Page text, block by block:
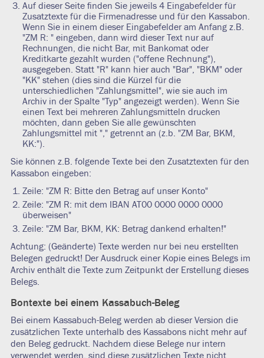
Auf dieser Seite finden Sie jeweils 4 Eingabefelder für
Zusatztexte für die Firmenadresse und für den Kassabon.
Wenn Sie in einem dieser Eingabefelder am Anfang z.B.
"ZM R: " eingeben, dann wird dieser Text nur auf
Rechnungen, die nicht Bar, mit Bankomat oder
Kreditkarte gezahlt wurden ("offene Rechnung"),
ausgegeben. Statt "R" kann hier auch "Bar", "BKM" oder
"KK" stehen (dies sind die Kürzel für die
unterschiedlichen "Zahlungsmittel", wie sie auch im
Archiv in der Spalte "Typ" angezeigt werden). Wenn Sie
einen Text bei mehreren Zahlungsmitteln drucken
möchten, dann geben Sie alle gewünschten
Zahlungsmittel mit "," getrennt an (z.b. "ZM Bar, BKM,
KK:").
Sie können z.B. folgende Texte bei den Zusatztexten für den
Kassabon eingeben:
Zeile: "ZM R: Bitte den Betrag auf unser Konto"
Zeile: "ZM R: mit dem IBAN AT00 0000 0000 0000
überweisen"
Zeile: "ZM Bar, BKM, KK: Betrag dankend erhalten!"
Achtung: (Geänderte) Texte werden nur bei neu erstellten
Belegen gedruckt! Der Ausdruck einer Kopie eines Belegs im
Archiv enthält die Texte zum Zeitpunkt der Erstellung dieses
Belegs.
Bontexte bei einem Kassabuch-Beleg
Bei einem Kassabuch-Beleg werden ab dieser Version die
zusätzlichen Texte unterhalb des Kassabons nicht mehr auf
den Beleg gedruckt. Nachdem diese Belege nur intern
verwendet werden, sind diese zusätzlichen Texte nicht